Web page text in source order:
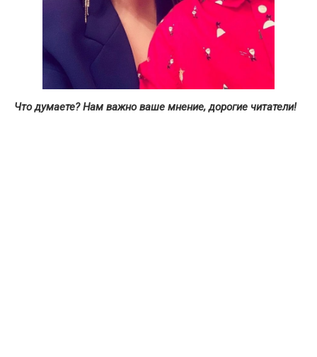
Что думаете? Нам важно ваше мнение, дорогие читатели!